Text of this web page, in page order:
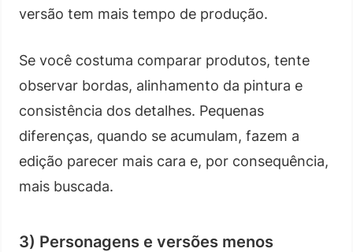
versão tem mais tempo de produção.
Se você costuma comparar produtos, tente
observar bordas, alinhamento da pintura e
consistência dos detalhes. Pequenas
diferenças, quando se acumulam, fazem a
edição parecer mais cara e, por consequência,
mais buscada.
3) Personagens e versões menos